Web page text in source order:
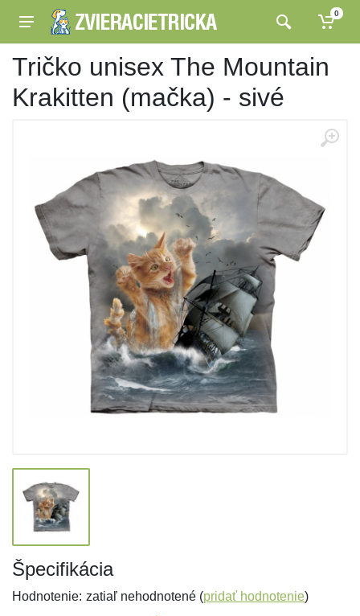
0
Tričko unisex The Mountain
Krakitten (mačka) - sivé
Špecifikácia
Hodnotenie: zatiaľ nehodnotené (pridať hodnotenie)